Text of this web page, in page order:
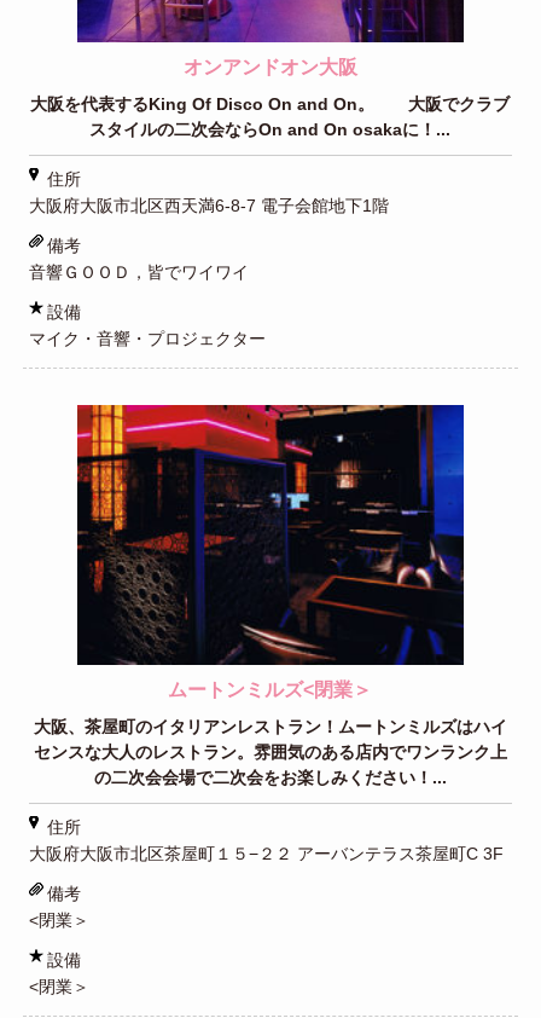
オンアンドオン大阪
大阪を代表するKing Of Disco On and On。 大阪でクラブ
スタイルの二次会ならOn and On osakaに！...
住所
大阪府大阪市北区西天満6-8-7 電子会館地下1階
備考
音響ＧＯＯＤ，皆でワイワイ
設備
マイク・音響・プロジェクター
ムートンミルズ<閉業＞
大阪、茶屋町のイタリアンレストラン！ムートンミルズはハイ
センスな大人のレストラン。雰囲気のある店内でワンランク上
の二次会会場で二次会をお楽しみください！...
住所
大阪府大阪市北区茶屋町１５−２２ アーバンテラス茶屋町C 3F
備考
<閉業＞
設備
<閉業＞